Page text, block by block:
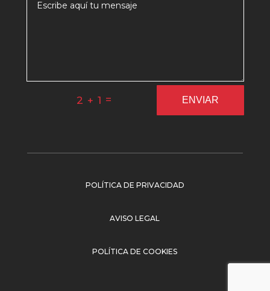
2 + 1 = ENVIAR
POLÍTICA DE PRIVACIDAD
AVISO LEGAL
POLÍTICA DE COOKIES